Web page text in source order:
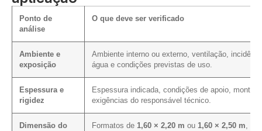
Ponto de
análise
O que deve ser verificado
Ambiente e
exposição
Ambiente interno ou externo, ventilação,
água e condições previstas de uso.
Espessura e
rigidez
Espessura indicada, condições de apoio,
exigências do responsável técnico.
Dimensão do
Formatos de 1,60 × 2,20 m ou 1,60 × 2,50 m,